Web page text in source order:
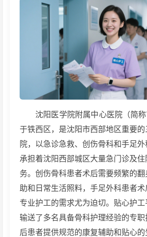
沈阳医学院附属中心医院（简
于铁西区，是沈阳市西部地区重要
院，以急诊急救、创伤骨科和手足外
承担着沈阳西部城区大量急门诊及
务。创伤骨科患者术后需要频繁的
助和日常生活照料，手足外科患者
专业护工的需求尤为迫切。贴心护
输送了多名具备骨科护理经验的专
后患者提供规范的康复辅助和贴心